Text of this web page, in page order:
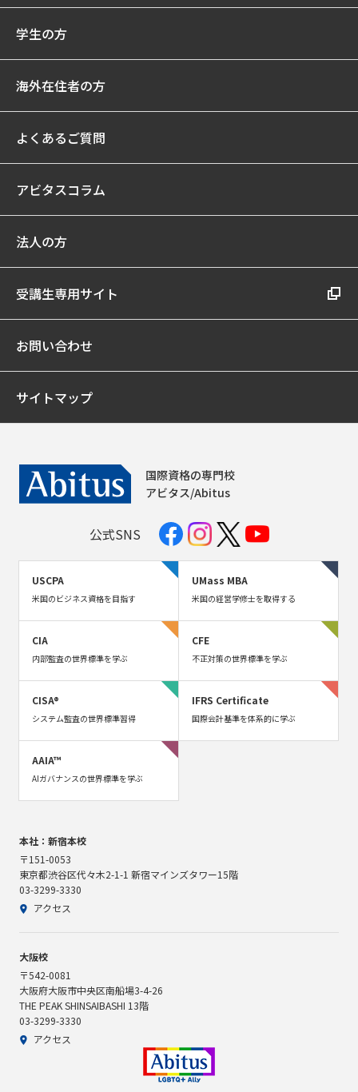
学生の方
海外在住者の方
よくあるご質問
アビタスコラム
法人の方
受講生専用サイト
お問い合わせ
サイトマップ
国際資格の専門校
アビタス/Abitus
公式SNS
USCPA
米国のビジネス資格を目指す
UMass MBA
米国の経営学修士を取得する
CIA
内部監査の世界標準を学ぶ
CFE
不正対策の世界標準を学ぶ
CISA®
システム監査の世界標準習得
IFRS Certificate
国際会計基準を体系的に学ぶ
AAIA™
AIガバナンスの世界標準を学ぶ
本社：新宿本校
〒151-0053
東京都渋谷区代々木2-1-1 新宿マインズタワー15階
03-3299-3330
アクセス
大阪校
〒542-0081
大阪府大阪市中央区南船場3-4-26
THE PEAK SHINSAIBASHI 13階
03-3299-3330
アクセス